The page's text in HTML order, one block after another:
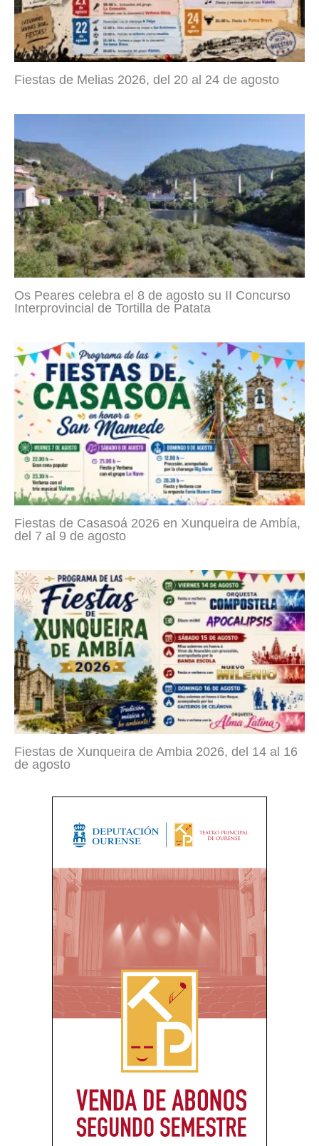
Fiestas de Melias 2026, del 20 al 24 de agosto
Os Peares celebra el 8 de agosto su II Concurso
Interprovincial de Tortilla de Patata
Fiestas de Casasoá 2026 en Xunqueira de Ambía,
del 7 al 9 de agosto
Fiestas de Xunqueira de Ambia 2026, del 14 al 16
de agosto